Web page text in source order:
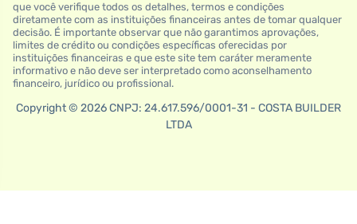
que você verifique todos os detalhes, termos e condições
diretamente com as instituições financeiras antes de tomar qualquer
decisão. É importante observar que não garantimos aprovações,
limites de crédito ou condições específicas oferecidas por
instituições financeiras e que este site tem caráter meramente
informativo e não deve ser interpretado como aconselhamento
financeiro, jurídico ou profissional.
Copyright © 2026 CNPJ: 24.617.596/0001-31 - COSTA BUILDER
LTDA